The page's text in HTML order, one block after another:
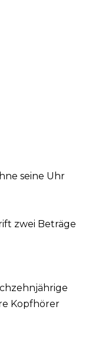
seine Uhr
zwei Beträge
Kopfhörer